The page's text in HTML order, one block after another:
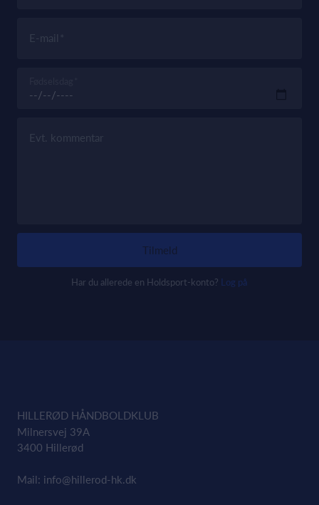
E-mail
Evt. kommentar
Tilmeld
Har du allerede en Holdsport-konto? Log på
HILLERØD HÅNDBOLDKLUB
Milnersvej 39A
3400 Hillerød
Mail: info@hillerod-hk.dk